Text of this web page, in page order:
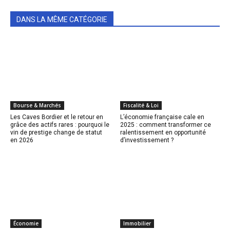
DANS LA MÊME CATÉGORIE
Bourse & Marchés
Les Caves Bordier et le retour en
grâce des actifs rares : pourquoi le
vin de prestige change de statut
en 2026
Fiscalité & Loi
L’économie française cale en
2025 : comment transformer ce
ralentissement en opportunité
d’investissement ?
Économie
Immobilier